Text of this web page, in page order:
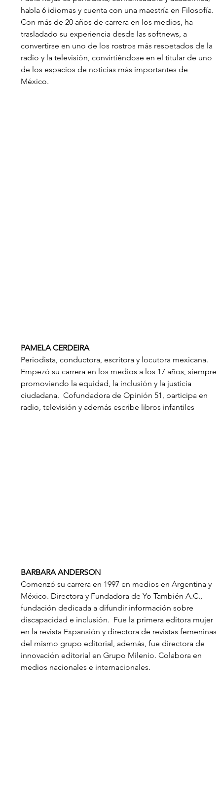
habla 6 idiomas y cuenta con una maestría en Filosofía.
Con más de 20 años de carrera en los medios, ha
trasladado su experiencia desde las softnews, a
convertirse en uno de los rostros más respetados de la
radio y la televisión, convirtiéndose en el titular de uno
de los espacios de noticias más importantes de
México.
PAMELA CERDEIRA
Periodista, conductora, escritora y locutora mexicana.
Empezó su carrera en los medios a los 17 años, siempre
promoviendo la equidad, la inclusión y la justicia
ciudadana.  Cofundadora de Opinión 51, participa en
radio, televisión y además escribe libros infantiles
BARBARA ANDERSON
Comenzó su carrera en 1997 en medios en Argentina y
México. Directora y Fundadora de Yo También A.C.,
fundación dedicada a difundir información sobre
discapacidad e inclusión.  Fue la primera editora mujer
en la revista Expansión y directora de revistas femeninas
del mismo grupo editorial, además, fue directora de
innovación editorial en Grupo Milenio. Colabora en
medios nacionales e internacionales.